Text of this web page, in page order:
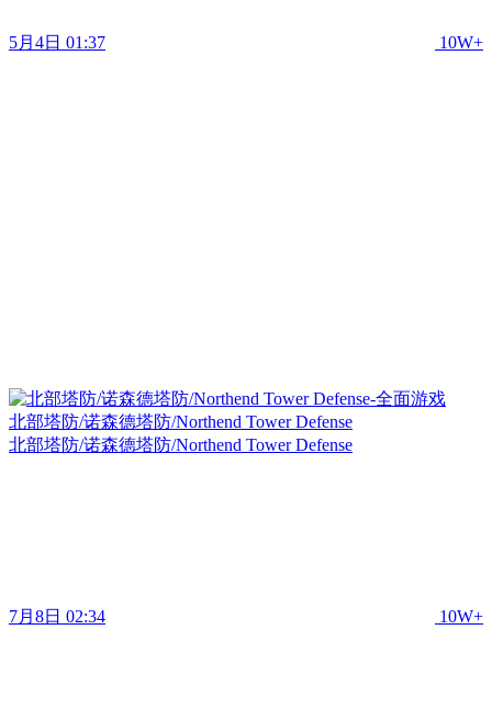
5月4日 01:37 10W+
北部塔防/诺森德塔防/Northend Tower Defense
北部塔防/诺森德塔防/Northend Tower Defense
7月8日 02:34 10W+